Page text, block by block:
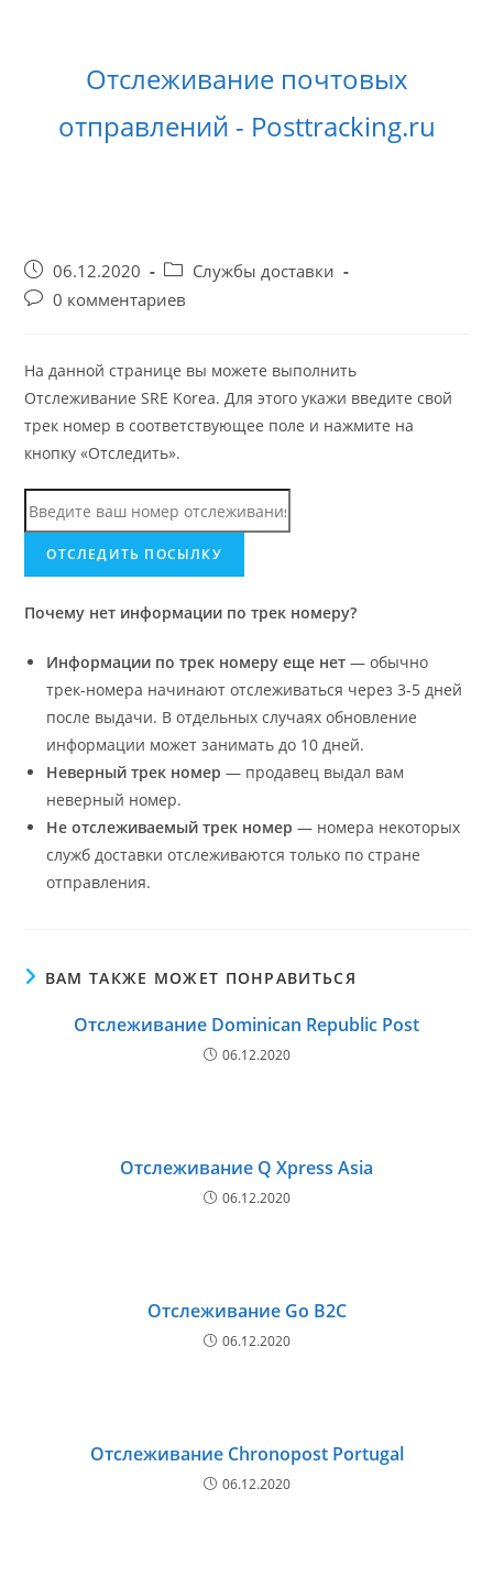
содержимомуОтслеживание почтовых
отправлений - Posttracking.ru
Запись
опубликована:
06.12.2020
Рубрика
записи:
Службы доставки
Комментарии
0 комментариев
На данной странице вы можете выполнить
Отслеживание SRE Korea. Для этого укажи введите свой
трек номер в соответствующее поле и нажмите на
кнопку «Отследить».
Почему нет информации по трек номеру?
Информации по трек номеру еще нет — обычно
трек-номера начинают отслеживаться через 3-5 дней
после выдачи. В отдельных случаях обновление
информации может занимать до 10 дней.
Неверный трек номер— продавец выдал вам
неверный номер.
Не отслеживаемый трек номер — номера некоторых
служб доставки отслеживаются только по стране
отправления.
ВАМ ТАКЖЕ МОЖЕТ ПОНРАВИТЬСЯ
Отслеживание Dominican Republic Post
06.12.2020
Отслеживание Q Xpress Asia
06.12.2020
Отслеживание Go B2C
06.12.2020
Отслеживание Chronopost Portugal
06.12.2020